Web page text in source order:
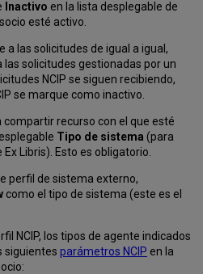
Inactivo en la lista desplegable de
esté activo.
a las solicitudes de igual a igual,
las solicitudes gestionadas por un
NCIP se siguen recibiendo,
se marque como inactivo.
recurso con el que esté
Tipo de sistema (para
Libris). Esto es obligatorio.
perfil de sistema externo,
como el tipo de sistema (este es el
NCIP, los tipos de agente indicados
siguientes parámetros NCIP en la